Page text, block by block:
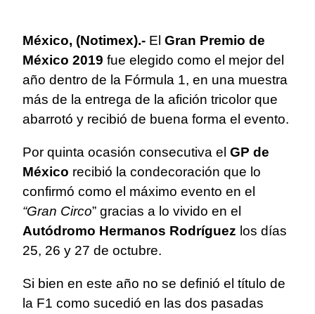
México, (Notimex).- El Gran Premio de
México 2019 fue elegido como el mejor del
año dentro de la Fórmula 1, en una muestra
más de la entrega de la afición tricolor que
abarrotó y recibió de buena forma el evento.
Por quinta ocasión consecutiva el GP de
México recibió la condecoración que lo
confirmó como el máximo evento en el
“Gran Circo” gracias a lo vivido en el
Autódromo Hermanos Rodríguez los días
25, 26 y 27 de octubre.
Si bien en este año no se definió el título de
la F1 como sucedió en las dos pasadas